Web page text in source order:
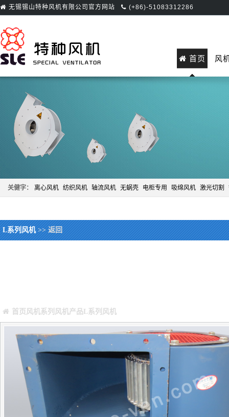
无锡锡山特种风机有限公司官方网站 (+86)-51083312286
首页 风
关健字： 离心风机 纺织风机 轴流风机 无蜗壳 电柜专用 吸绵风机 激光切割
L系列风机 >> 返回
首页 风机系列 风机产品 L系列风机